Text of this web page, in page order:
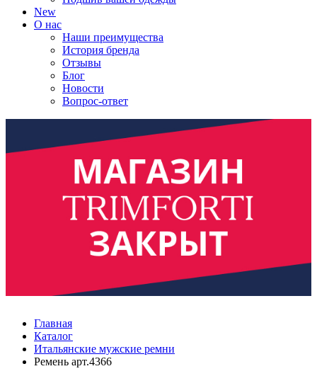
New
О нас
Наши преимущества
История бренда
Отзывы
Блог
Новости
Вопрос-ответ
Главная
Каталог
Итальянские мужские ремни
Ремень арт.4366